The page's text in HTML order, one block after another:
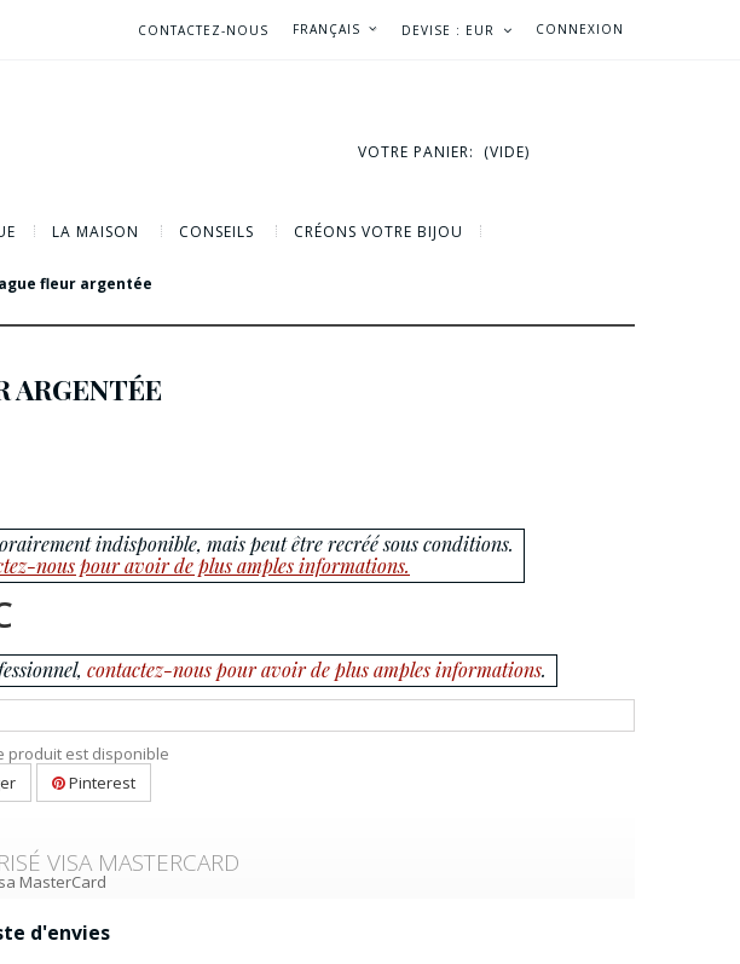
CONNEXION
DEVISE : EUR
FRANÇAIS
CONTACTEZ-NOUS
VOTRE PANIER: (VIDE)
LA MAISON CONSEILS CRÉONS VOTRE BIJOU
fleur argentée
ARGENTÉE
indisponible, mais peut être recréé sous conditions.
nous pour avoir de plus amples informations.
contactez-nous pour avoir de plus amples informations.
produit est disponible
Pinterest
VISA MASTERCARD
d'envies